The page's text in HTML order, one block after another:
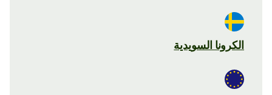
الكرونا السويدية